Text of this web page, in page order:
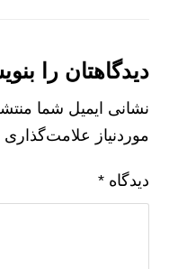
دیدگاهتان را
نشانی ایمیل شما
موردنیاز
دیدگاه*